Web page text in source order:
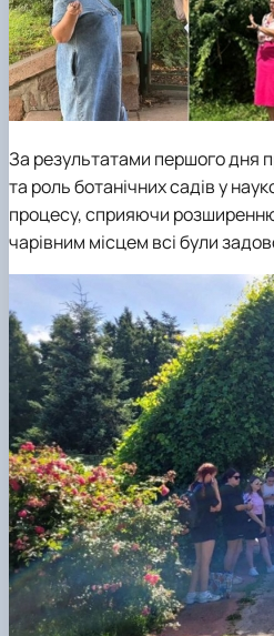
За результатами першого дня
та роль ботанічних садів у
процесу, сприяючи розширенню
чарівним місцем всі були